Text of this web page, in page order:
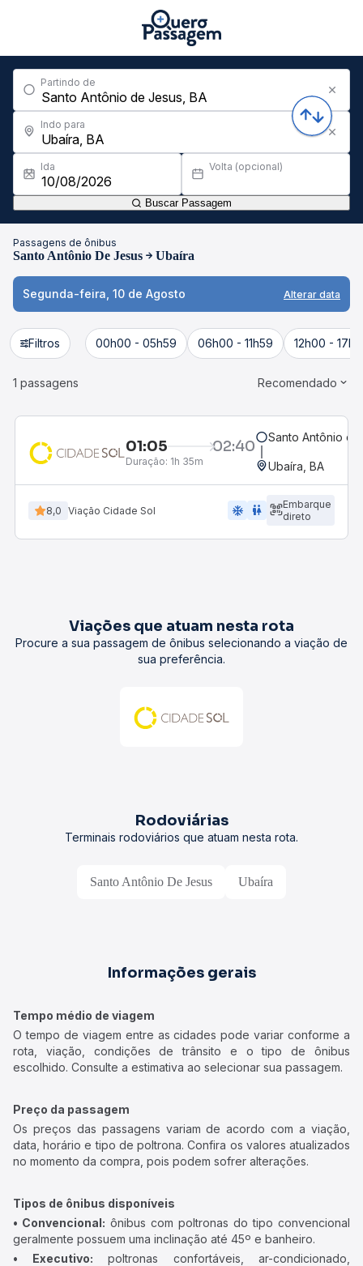
Partindo de
Indo para
Ida Volta (opcional)
Buscar Passagem
Passagens de ônibus
Santo Antônio De Jesus Ubaíra
Segunda-feira, 10 de Agosto Alterar data
Filtros 00h00 - 05h59 06h00 - 11h59 12h00 -
1 passagens Recomendado
01:05 02:40
Duração: 1h 35m
Santo Antônio de
Ubaíra, BA
8,0 Viação Cidade Sol ac_unit wc
Embarque
direto
Viações que atuam nesta rota
Procure a sua passagem de ônibus selecionando a viação de
sua preferência.
Rodoviárias
Terminais rodoviários que atuam nesta rota.
Santo Antônio De Jesus Ubaíra
Informações gerais
Tempo médio de viagem
O tempo de viagem entre as cidades pode variar conforme a
rota, viação, condições de trânsito e o tipo de ônibus
escolhido. Consulte a estimativa ao selecionar sua passagem.
Preço da passagem
Os preços das passagens variam de acordo com a viação,
data, horário e tipo de poltrona. Confira os valores atualizados
no momento da compra, pois podem sofrer alterações.
Tipos de ônibus disponíveis
• Convencional: ônibus com poltronas do tipo convencional
geralmente possuem uma inclinação até 45º e banheiro.
• Executivo: poltronas confortáveis, ar-condicionado,